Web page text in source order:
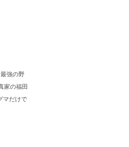
強の野
家の福田
マだけで